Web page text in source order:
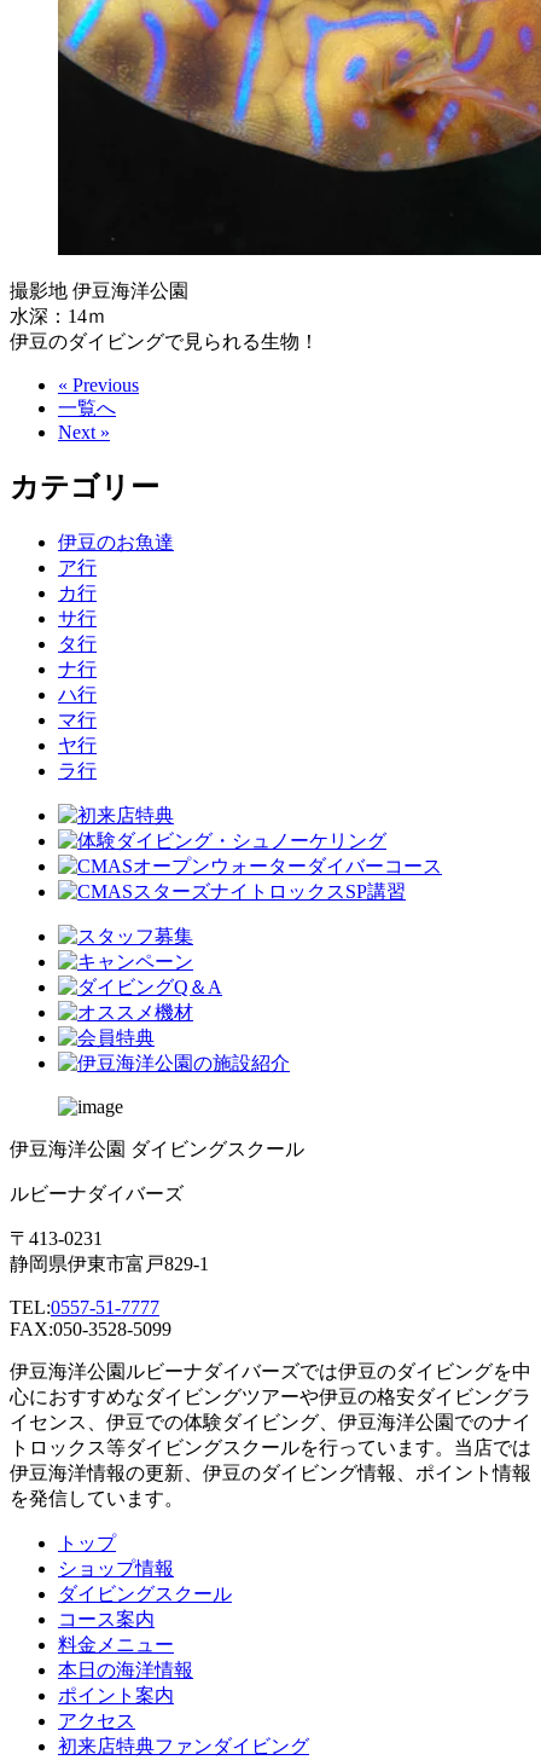
撮影地 伊豆海洋公園
水深：14ｍ
伊豆のダイビングで見られる生物！
« Previous
一覧へ
Next »
カテゴリー
伊豆のお魚達
ア行
カ行
サ行
タ行
ナ行
ハ行
マ行
ヤ行
ラ行
伊豆海洋公園 ダイビングスクール
ルビーナダイバーズ
〒413-0231
静岡県伊東市富戸829-1
TEL:0557-51-7777
FAX:050-3528-5099
伊豆海洋公園ルビーナダイバーズでは伊豆のダイビングを中
心におすすめなダイビングツアーや伊豆の格安ダイビングラ
イセンス、伊豆での体験ダイビング、伊豆海洋公園でのナイ
トロックス等ダイビングスクールを行っています。当店では
伊豆海洋情報の更新、伊豆のダイビング情報、ポイント情報
を発信しています。
トップ
ショップ情報
ダイビングスクール
コース案内
料金メニュー
本日の海洋情報
ポイント案内
アクセス
初来店特典ファンダイビング